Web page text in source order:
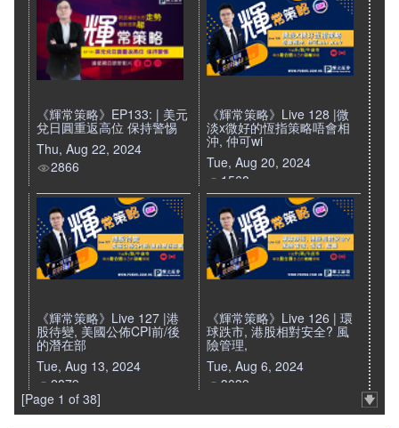
《輝常策略》EP133: | 美元
兌日圓重返高位 保持警惕
Thu, Aug 22, 2024
2866
《輝常策略》Live 128 |微
淡x微好的恆指策略唔會相
沖, 仲可wi
Tue, Aug 20, 2024
1568
《輝常策略》Live 127 |港
股待變, 美國公佈CPI前/後
的潛在部
Tue, Aug 13, 2024
2879
《輝常策略》Live 126 | 環
球跌市, 港股相對安全? 風
險管理,
Tue, Aug 6, 2024
3039
[Page 1 of 38]